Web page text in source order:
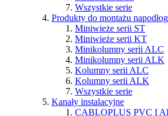
Wszystkie serie
Produkty do montażu
Miniwieże serii ST
Miniwieże serii KT
Minikolumny serii ALC
Minikolumny serii ALK
Kolumny serii ALC
Kolumny serii ALK
Wszystkie serie
Kanały instalacyjne
CABLOPLUS PVC I